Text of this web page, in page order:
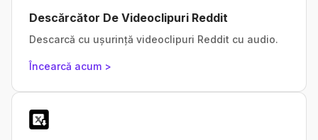
Descărcător De Videoclipuri Reddit
Descarcă cu ușurință videoclipuri Reddit cu audio.
Încearcă acum >